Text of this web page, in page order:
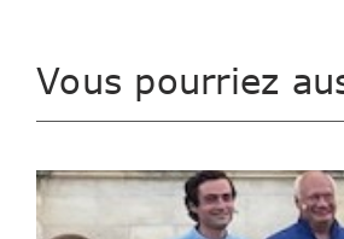
Vous pourriez